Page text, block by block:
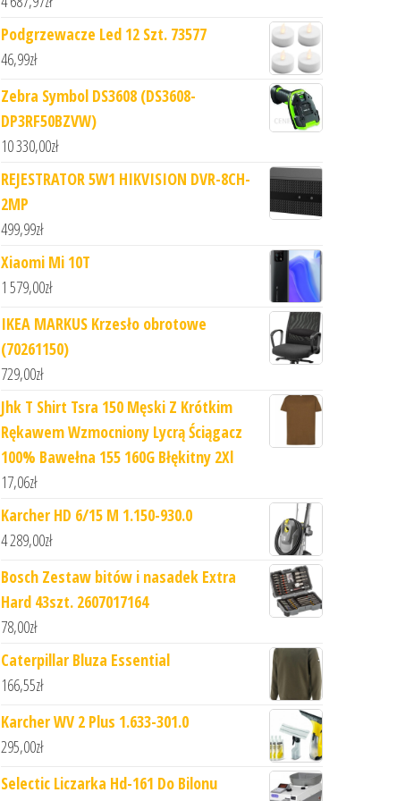
Podgrzewacze Led 12 Szt. 73577
46,99zł
Zebra Symbol DS3608 (DS3608-
DP3RF50BZVW)
10 330,00zł
REJESTRATOR 5W1 HIKVISION DVR-8CH-
2MP
499,99zł
Xiaomi Mi 10T
1 579,00zł
IKEA MARKUS Krzesło obrotowe
(70261150)
729,00zł
Jhk T Shirt Tsra 150 Męski Z Krótkim
Rękawem Wzmocniony Lycrą Ściągacz
100% Bawełna 155 160G Błękitny 2Xl
17,06zł
Karcher HD 6/15 M 1.150-930.0
4 289,00zł
Bosch Zestaw bitów i nasadek Extra
Hard 43szt. 2607017164
78,00zł
Caterpillar Bluza Essential
166,55zł
Karcher WV 2 Plus 1.633-301.0
295,00zł
Selectic Liczarka Hd-161 Do Bilonu